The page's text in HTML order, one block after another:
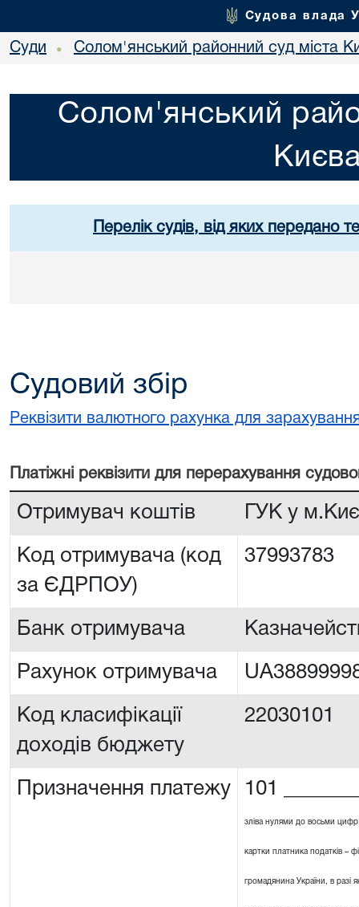
Судова влада
Суди • Солом'янський районний суд міста
Солом'янський
Перелік судів, від яких передано
Судовий збір
Реквізити валютного рахунка для
Платiжнi реквiзити для перерахування
Отримувач коштів ГУК у
Код отримувача (код
за ЄДРПОУ)
37993783
Банк отримувача
Рахунок отримувача
Код класифікації
доходів бюджету
22030101
Призначення платежу 101
зліва нулями до восьми
картки платника податків –
громадянина України, в разі